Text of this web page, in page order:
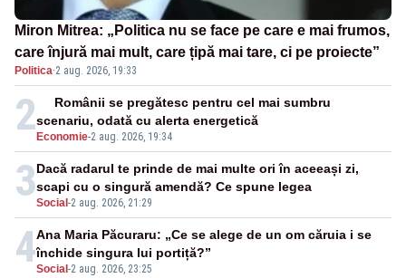
Miron Mitrea: „Politica nu se face pe care e mai frumos,
care înjură mai mult, care țipă mai tare, ci pe proiecte”
Politica·2 aug. 2026, 19:33
2 Economie-2 aug. 2026, 19:34
Românii se pregătesc pentru cel mai sumbru
scenariu, odată cu alerta energetică
3Social -2 aug. 2026, 21:29
Dacă radarul te prinde de mai multe ori în aceeași zi,
scapi cu o singură amendă? Ce spune legea
4Social -2 aug. 2026, 23:25
Ana Maria Păcuraru: „Ce se alege de un om căruia i se
închide singura lui portiță?”